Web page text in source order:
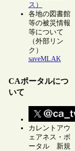
ス）
各地の図書館
等の被災情報
等について
（外部リン
ク）
saveMLAK
CAポータルにつ
いて
カレントアウ
ェアネス・ポ
ータル 新規